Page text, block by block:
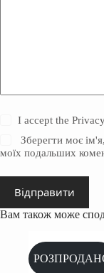
I accept the
Зберегти моє
моїх подальших
Відправити
Вам також може